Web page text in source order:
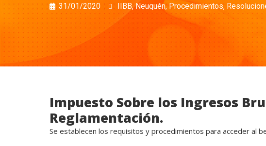
31/01/2020 IIBB,Neuquén, Procedimientos,
Impuesto Sobre los Ingresos
Reglamentación.
Se establecen los requisitos y procedimientos para acceder al